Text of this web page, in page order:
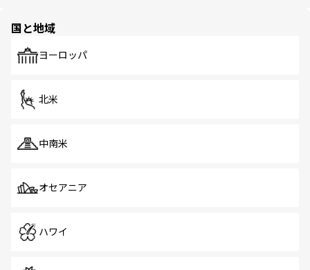
で、ホーカーズは地元の風情を楽しめる外せないスポット
国と地域
ヨーロッパ
北米
中南米
オセアニア
ハワイ